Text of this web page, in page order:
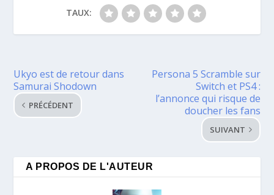
TAUX:
Ukyo est de retour dans
Samurai Shodown
PRÉCÉDENT
Persona 5 Scramble sur
Switch et PS4 :
l’annonce qui risque de
doucher les fans
SUIVANT
A PROPOS DE L'AUTEUR